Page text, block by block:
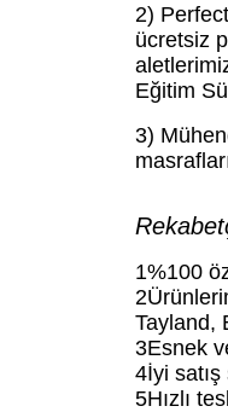
2)
ücretsiz
Eğitim
3)
1%100
Tayland,
3Esnek
4İyi satış
5Hızlı